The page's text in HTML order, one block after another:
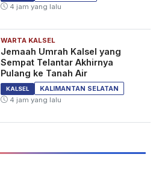
4 jam yang lalu
WARTA KALSEL
Jemaah Umrah Kalsel yang
Sempat Telantar Akhirnya
Pulang ke Tanah Air
KALSEL
KALIMANTAN SELATAN
4 jam yang lalu